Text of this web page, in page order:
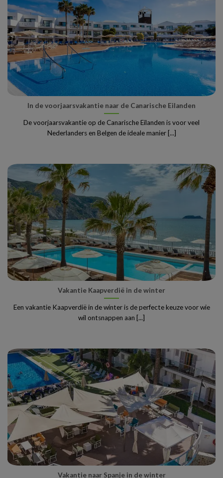
In de voorjaarsvakantie naar de Canarische Eilanden
De voorjaarsvakantie op de Canarische Eilanden is voor veel
Nederlanders en Belgen de ideale manier [...]
Vakantie Kaapverdië in de winter
Een vakantie Kaapverdië in de winter is de perfecte keuze voor wie
wil ontsnappen aan [...]
Vakantie naar Spanje in de winter